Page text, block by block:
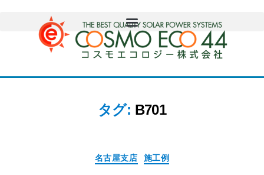
タグ: B701
名古屋支店 施工例